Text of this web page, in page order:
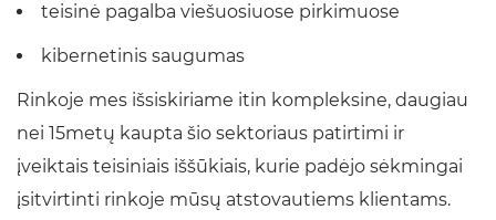
teisinė pagalba viešuosiuose pirkimuose
kibernetinis saugumas
Rinkoje mes išsiskiriame itin kompleksine, daugiau
nei 15metų kaupta šio sektoriaus patirtimi ir
įveiktais teisiniais iššūkiais, kurie padėjo sėkmingai
įsitvirtinti rinkoje mūsų atstovautiems klientams.